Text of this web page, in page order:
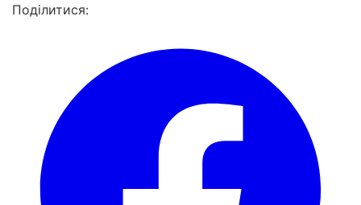
Поділитися: